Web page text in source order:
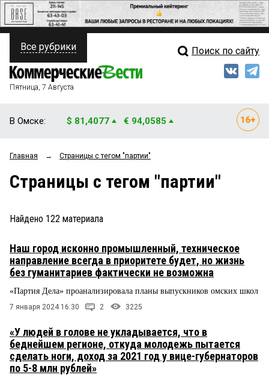
ПОЛИТИКА
ФИНАНСЫ
ОБЩЕСТВО
ЗАКОН
НОВОСТИ КОМПАНИЙ
СТИЛЬ ЖИЗНИ
Свежий выпуск
Рейтинги
Все рубрики Поиск по сайту
Пятница, 7 Августа
В Омске: $ 81,4077 € 94,0585
Главная → Страницы c тегом "партии"
Страницы c тегом "партии"
Найдено 122 материала
Наш город исконно промышленный, техническое
направление всегда в приоритете будет, но жизнь
без гуманитариев фактически не возможна
«Партия Дела» проанализировала планы выпускников омских школ
7 января 2024 16:30 2 3225
«У людей в голове не укладывается, что в
беднейшем регионе, откуда молодежь пытается
сделать ноги, доход за 2021 год у вице-губернаторов
по 5-8 млн рублей»